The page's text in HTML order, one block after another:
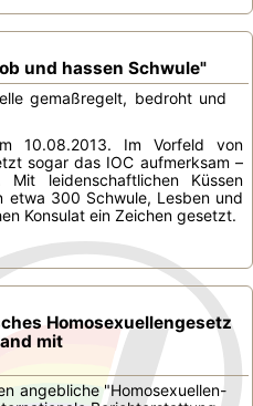
und hassen Schwule"
gemaßregelt, bedroht und
10.08.2013. Im Vorfeld von
sogar das IOC aufmerksam –
leidenschaftlichen Küssen
etwa 300 Schwule, Lesben und
Konsulat ein Zeichen gesetzt.
Homosexuellengesetz
mit
angebliche "Homosexuellen-